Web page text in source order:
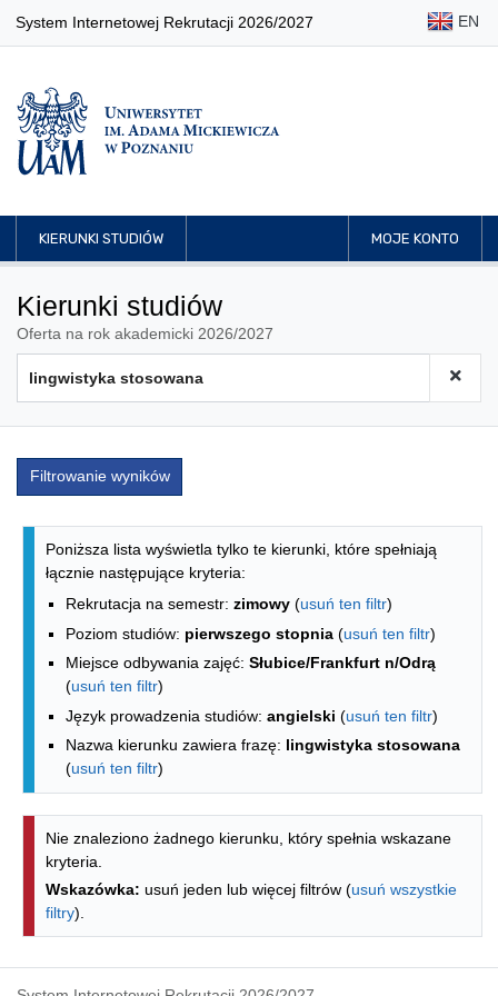
System Internetowej Rekrutacji 2026/2027 EN
KIERUNKI STUDIÓW MOJE KONTO
Kierunki studiów
Oferta na rok akademicki 2026/2027
Filtrowanie wyników
Lista kierunków - spis według
Poniższa lista wyświetla tylko te kierunki, które spełniają
łącznie następujące kryteria:
Rekrutacja na semestr: zimowy (usuń ten filtr)
Poziom studiów: pierwszego stopnia (usuń ten filtr)
Miejsce odbywania zajęć: Słubice/Frankfurt n/Odrą
(usuń ten filtr)
Język prowadzenia studiów: angielski (usuń ten filtr)
Nazwa kierunku zawiera frazę: lingwistyka stosowana
(usuń ten filtr)
Nie znaleziono żadnego kierunku, który spełnia wskazane
kryteria.
Wskazówka: usuń jeden lub więcej filtrów (usuń wszystkie
filtry).